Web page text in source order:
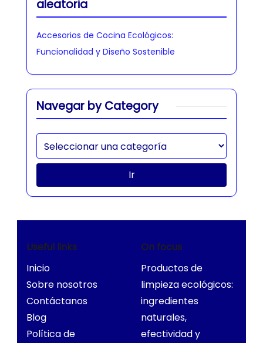
aleatoria
Accesorios de Cocina Ecológicos:
Funcionalidad y Diseño Sostenible
Navegar by Category
Ir
Useful links
Inicio
Sobre nosotros
Contáctanos
Blog
Política de
On focus
Productos de
limpieza ecológicos:
ingredientes
naturales,
efectividad y